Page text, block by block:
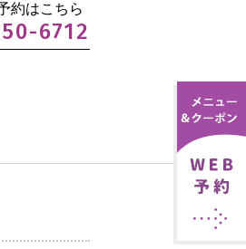
約はこちら
6712